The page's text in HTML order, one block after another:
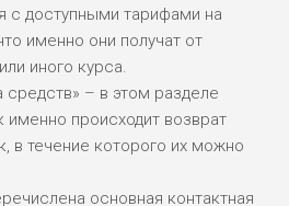
с доступными тарифами на
именно они получат от
иного курса.
средств» – в этом разделе
именно происходит возврат
в течение которого их можно
основная контактная